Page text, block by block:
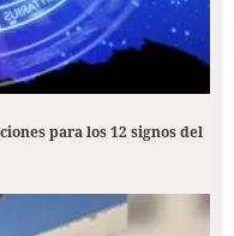
para los 12 signos del